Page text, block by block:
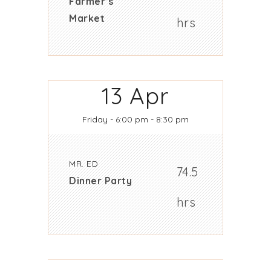
Market
hrs
13 Apr
Friday - 6:00 pm - 8:30 pm
MR. ED
Dinner Party
74.5
hrs